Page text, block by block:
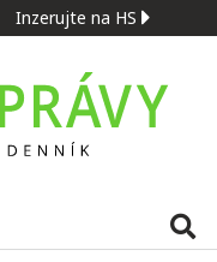
Inzerujte na HS